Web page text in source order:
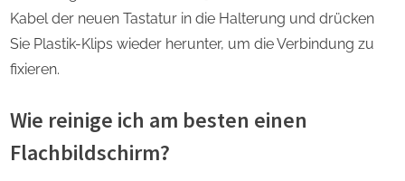
Kabel der neuen Tastatur in die Halterung und drücken
Sie Plastik-Klips wieder herunter, um die Verbindung zu
fixieren.
Wie reinige ich am besten einen
Flachbildschirm?